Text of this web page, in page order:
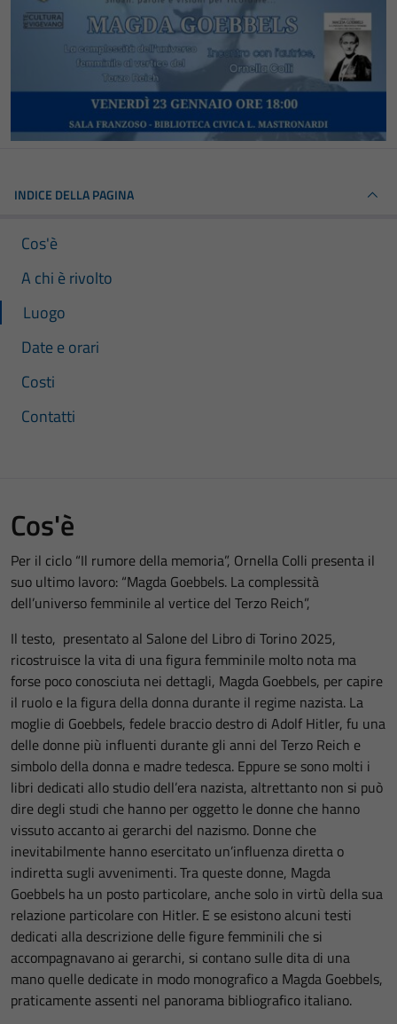
INDICE DELLA PAGINA
Cos'è
A chi è rivolto
Luogo
Date e orari
Costi
Contatti
Cos'è
Per il ciclo “Il rumore della memoria”, Ornella Colli presenta il
suo ultimo lavoro: “Magda Goebbels. La complessità
dell’universo femminile al vertice del Terzo Reich”,
Il testo, presentato al Salone del Libro di Torino 2025,
ricostruisce la vita di una figura femminile molto nota ma
forse poco conosciuta nei dettagli, Magda Goebbels, per capire
il ruolo e la figura della donna durante il regime nazista. La
moglie di Goebbels, fedele braccio destro di Adolf Hitler, fu una
delle donne più influenti durante gli anni del Terzo Reich e
simbolo della donna e madre tedesca. Eppure se sono molti i
libri dedicati allo studio dell’era nazista, altrettanto non si può
dire degli studi che hanno per oggetto le donne che hanno
vissuto accanto ai gerarchi del nazismo. Donne che
inevitabilmente hanno esercitato un’influenza diretta o
indiretta sugli avvenimenti. Tra queste donne, Magda
Goebbels ha un posto particolare, anche solo in virtù della sua
relazione particolare con Hitler. E se esistono alcuni testi
dedicati alla descrizione delle figure femminili che si
accompagnavano ai gerarchi, si contano sulle dita di una
mano quelle dedicate in modo monografico a Magda Goebbels,
praticamente assenti nel panorama bibliografico italiano.